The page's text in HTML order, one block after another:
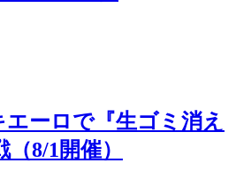
ーロで『生ゴミ消え
8/1開催）